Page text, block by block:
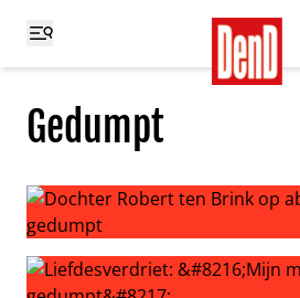
Gedumpt
Dochter Robert ten Brink op